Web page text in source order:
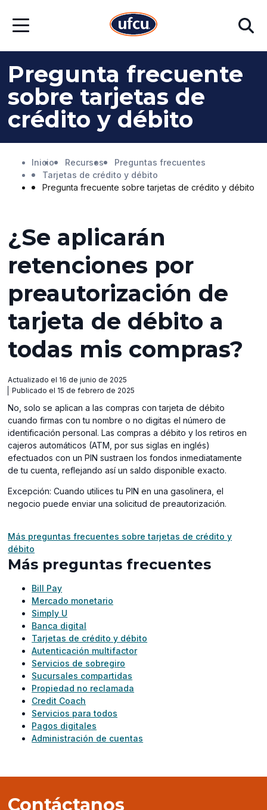
contenido
contenido
de
página
Abrir
Buscar
Pregunta frecuente
sobre tarjetas de
crédito y débito
Inicio Recursos
Preguntas frecuentes
Tarjetas de crédito y débito
Pregunta frecuente sobre tarjetas de crédito y débito
¿Se aplicarán
retenciones por
preautorización de
tarjeta de débito a
todas mis compras?
Actualizado el 16 de junio de 2025
Publicado el 15 de febrero de 2025
No, solo se aplican a las compras con tarjeta de débito
cuando firmas con tu nombre o no digitas el número de
identificación personal. Las compras a débito y los retiros en
cajeros automáticos (ATM, por sus siglas en inglés)
efectuados con un PIN sustraen los fondos inmediatamente
de tu cuenta, reflejando así un saldo disponible exacto.
Excepción: Cuando utilices tu PIN en una gasolinera, el
negocio puede enviar una solicitud de preautorización.
Más preguntas frecuentes sobre tarjetas de crédito y
débito
Más preguntas frecuentes
Bill Pay
Mercado monetario
Simply U
Banca digital
Tarjetas de crédito y débito
Autenticación multifactor
Servicios de sobregiro
Sucursales compartidas
Propiedad no reclamada
Credit Coach
Servicios para todos
Pagos digitales
Administración de cuentas
Contáctanos